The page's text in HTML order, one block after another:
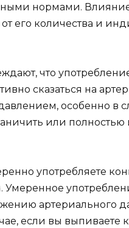
нормами.
его количества и
что
сказаться на
особенно в
или
употребляете
артериального
если вы выпиваете